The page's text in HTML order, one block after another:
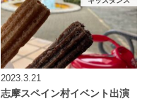
2023.3.21
志摩スペイン村イベント出演